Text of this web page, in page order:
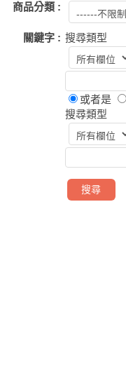
商品分類 :
關鍵字 : 搜尋類型
或者是
搜尋類型